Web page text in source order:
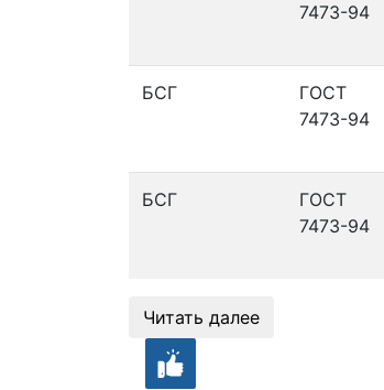
7473-94
БСГ
ГОСТ
7473-94
БСГ
ГОСТ
7473-94
Читать далее